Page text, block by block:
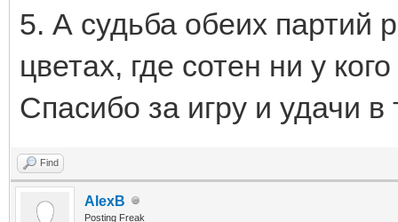
5. А судьба обеих партий
цветах, где сотен ни у
Спасибо за игру и удачи в
Find
AlexB
Posting Freak